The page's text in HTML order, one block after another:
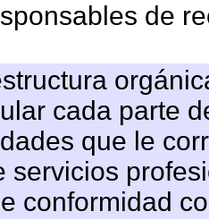
de
cada parte
que le
servicios
conformidad